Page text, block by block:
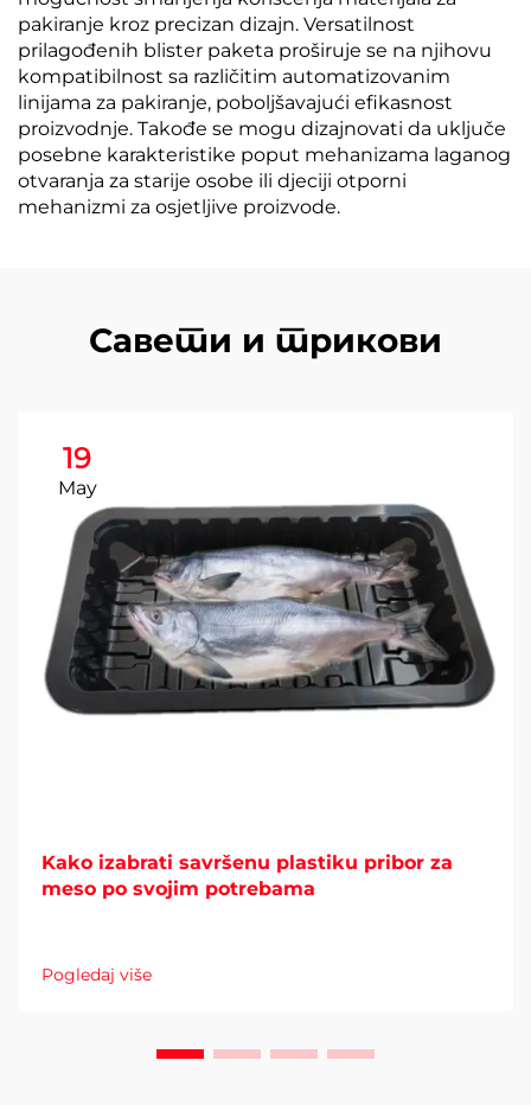
pakiranje kroz precizan dizajn. Versatilnost
prilagođenih blister paketa proširuje se na njihovu
kompatibilnost sa različitim automatizovanim
linijama za pakiranje, poboljšavajući efikasnost
proizvodnje. Takođe se mogu dizajnovati da uključe
posebne karakteristike poput mehanizama laganog
otvaranja za starije osobe ili djeciji otporni
mehanizmi za osjetljive proizvode.
Савети и трикови
19
May
Kako izabrati savršenu plastiku pribor za
meso po svojim potrebama
Pogledaj više